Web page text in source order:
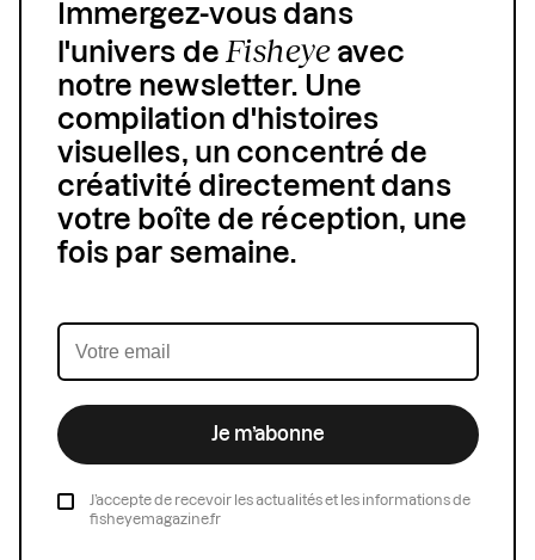
Immergez-vous dans
l'univers deFisheyeavec
notre newsletter. Une
compilation d'histoires
visuelles, un concentré de
créativité directement dans
votre boîte de réception, une
fois par semaine.
Je m’abonne
J’accepte de recevoir les actualités et les informations de
fisheyemagazine.fr